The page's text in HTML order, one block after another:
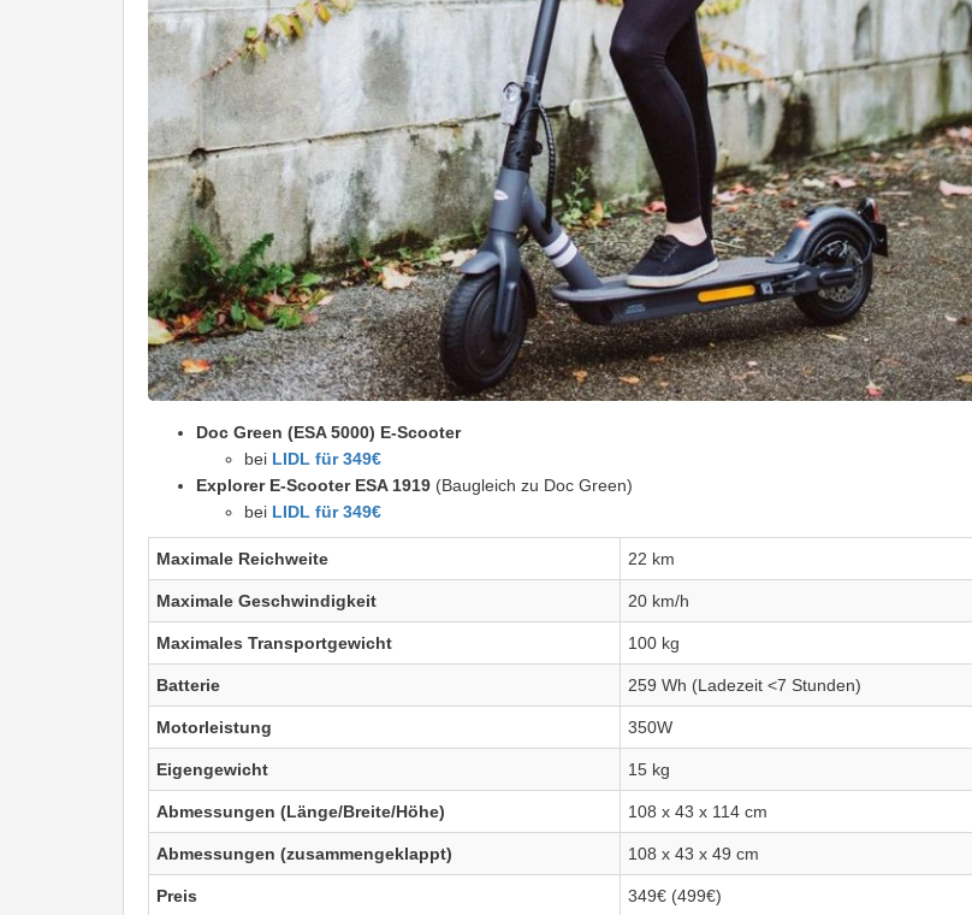
Doc Green (ESA 5000) E-Scooter
bei LIDL für 349€
Explorer E-Scooter ESA 1919 (Baugleich zu Doc Green)
bei LIDL für 349€
Maximale Reichweite 22 km
Maximale Geschwindigkeit 20 km/h
Maximales Transportgewicht 100 kg
Batterie 259 Wh (Ladezeit <7 Stunden)
Motorleistung 350W
Eigengewicht 15 kg
Abmessungen (Länge/Breite/Höhe) 108 x 43 x 114 cm
Abmessungen (zusammengeklappt) 108 x 43 x 49 cm
Preis 349€ (499€)